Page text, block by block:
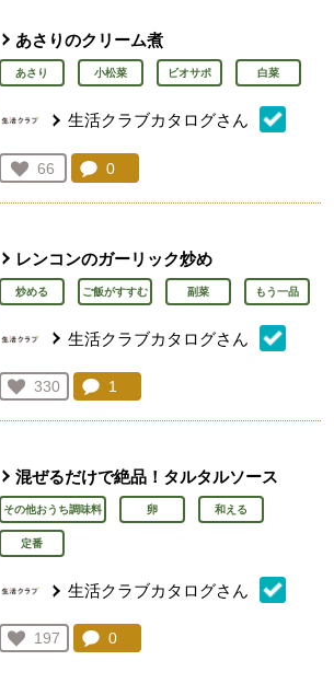
あさりのクリーム煮
あさり 小松菜 ビオサポ 白菜
生活クラブカタログさん
お気に入り登録：
66
人が登録
コメント：
0
レンコンのガーリック炒め
炒める ご飯がすすむ 副菜 もう一品
生活クラブカタログさん
お気に入り登録：
330
人が登録
コメント：
1
混ぜるだけで絶品！タルタルソース
その他おうち調味料 卵 和える
定番
生活クラブカタログさん
お気に入り登録：
197
人が登録
コメント：
0